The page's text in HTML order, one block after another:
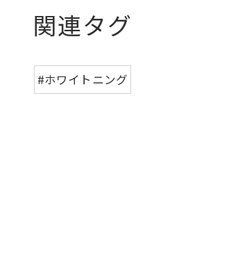
関連タグ
#ホワイトニング